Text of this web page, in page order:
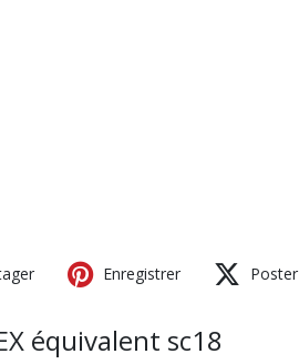
Enregistrer Poster
équivalent sc18